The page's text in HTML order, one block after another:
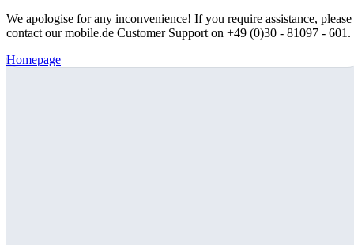
We apologise for any inconvenience! If you require assistance, please
contact our mobile.de Customer Support on +49 (0)30 - 81097 - 601.
Homepage